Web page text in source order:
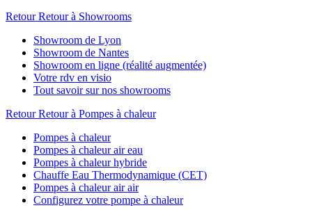
Retour Retour à Showrooms
Showroom de Lyon
Showroom de Nantes
Showroom en ligne (réalité augmentée)
Votre rdv en visio
Tout savoir sur nos showrooms
Retour Retour à Pompes à chaleur
Pompes à chaleur
Pompes à chaleur air eau
Pompes à chaleur hybride
Chauffe Eau Thermodynamique (CET)
Pompes à chaleur air air
Configurez votre pompe à chaleur